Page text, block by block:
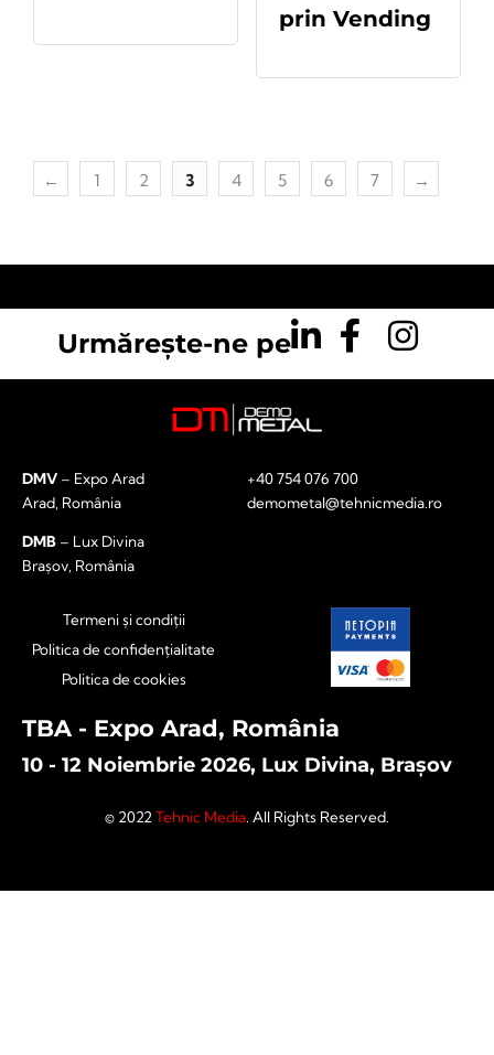
prin Vending
← 1 2 3 4 5 6 7 →
Urmărește-ne pe
DMV – Expo Arad
Arad, România
DMB – Lux Divina
Brașov, România
+40 754 076 700
demometal@tehnicmedia.ro
Termeni și condiții
Politica de confidențialitate
Politica de cookies
TBA - Expo Arad, România
10 - 12 Noiembrie 2026, Lux Divina, Brașov
© 2022 Tehnic Media . All Rights Reserved.